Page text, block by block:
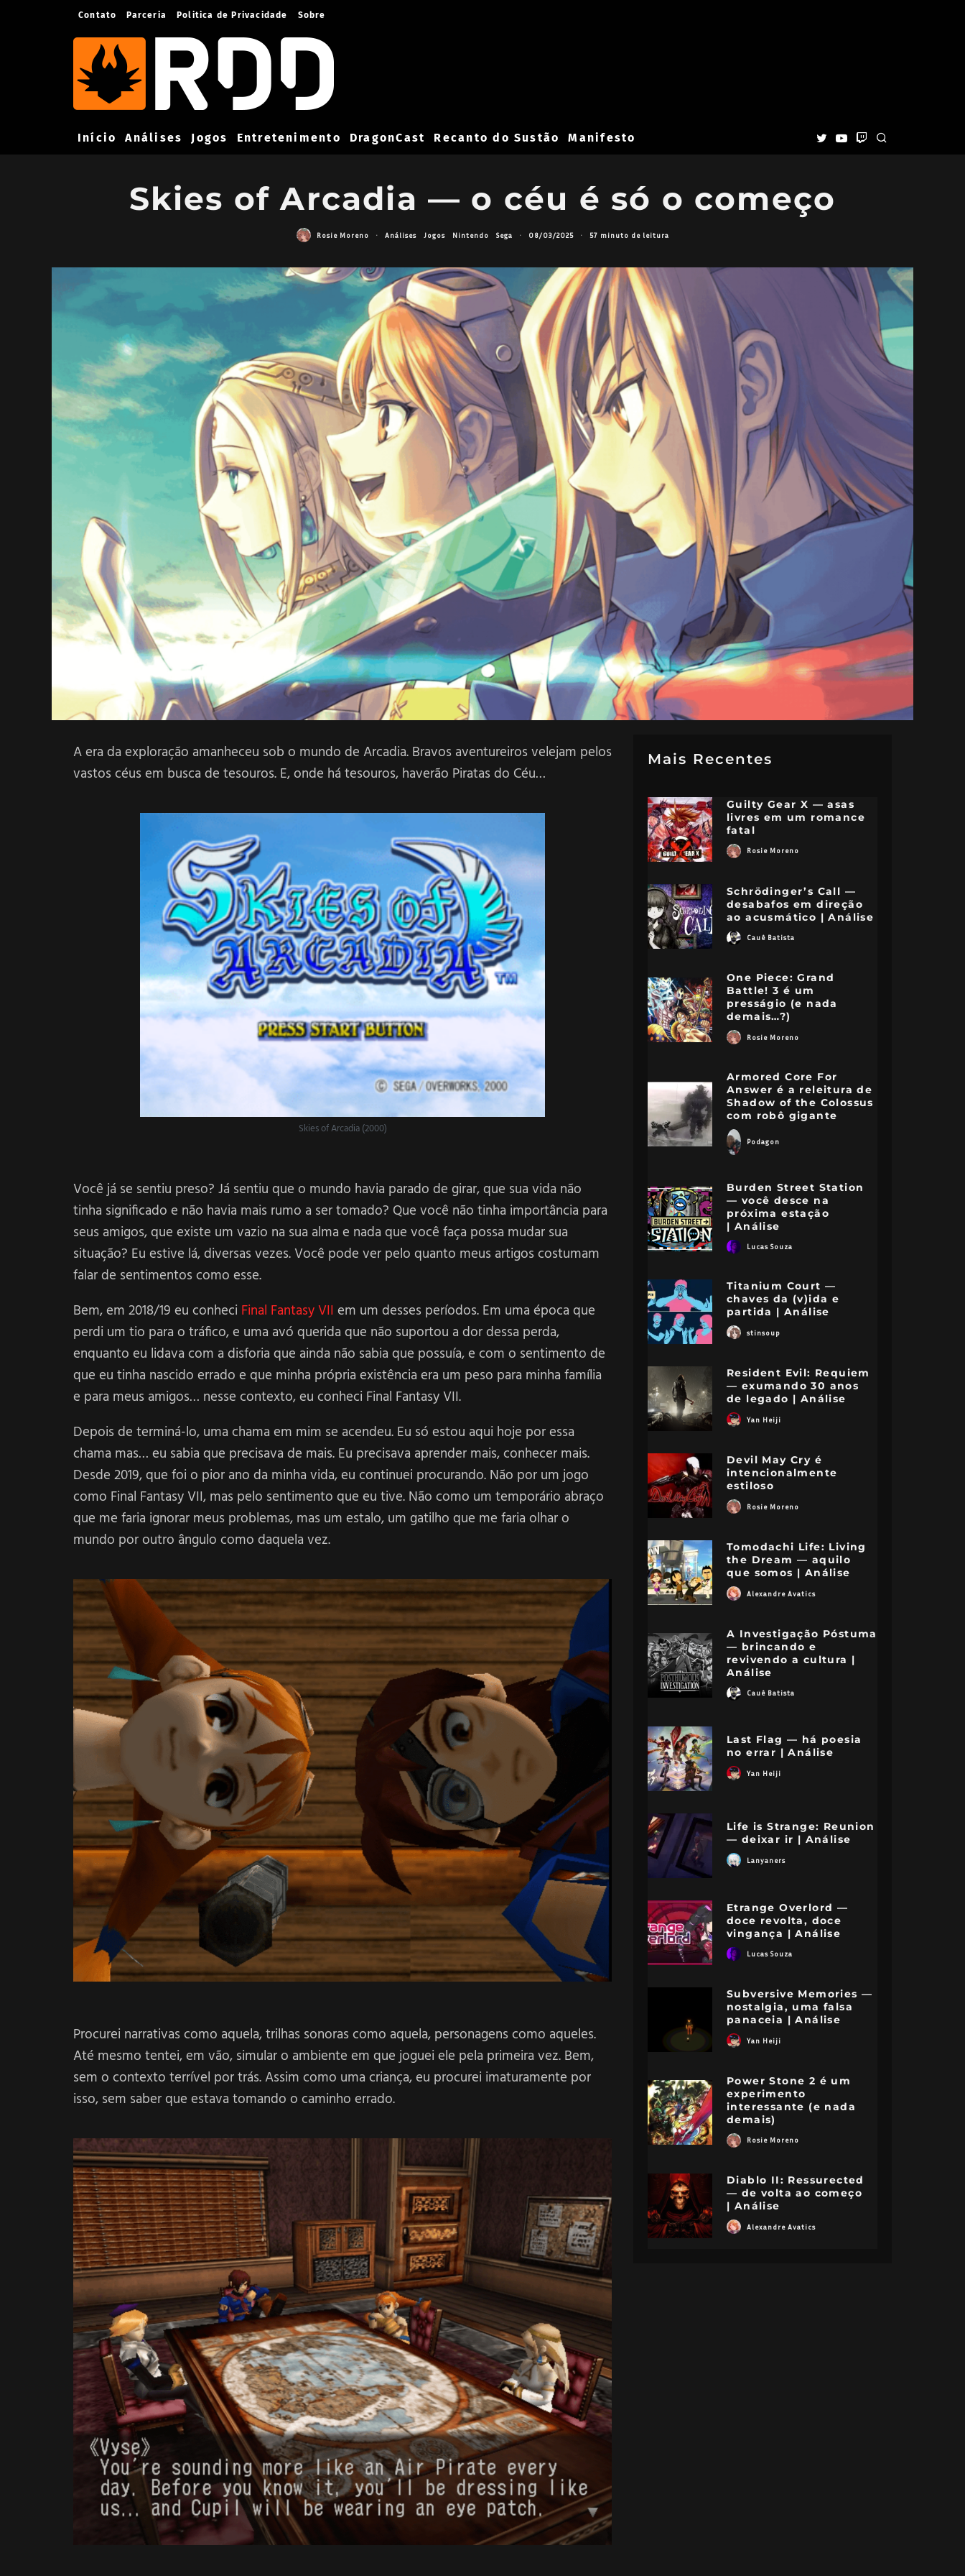
Contato Parceria Politica de Privacidade Sobre
Início Análises Jogos Entretenimento DragonCast Recanto do Sustão Manifesto
Skies of Arcadia — o céu é só o começo
Rosie Moreno · Análises Jogos Nintendo Sega · 08/03/2025 · 57 minuto de leitura
A era da exploração amanheceu sob o mundo de Arcadia. Bravos aventureiros velejam pelos
vastos céus em busca de tesouros. E, onde há tesouros, haverão Piratas do Céu…
Skies of Arcadia (2000)
Você já se sentiu preso? Já sentiu que o mundo havia parado de girar, que sua vida não
tinha significado e não havia mais rumo a ser tomado? Que você não tinha importância para
seus amigos, que existe um vazio na sua alma e nada que você faça possa mudar sua
situação? Eu estive lá, diversas vezes. Você pode ver pelo quanto meus artigos costumam
falar de sentimentos como esse.
Bem, em 2018/19 eu conheci Final Fantasy VII em um desses períodos. Em uma época que
perdi um tio para o tráfico, e uma avó querida que não suportou a dor dessa perda,
enquanto eu lidava com a disforia que ainda não sabia que possuía, e com o sentimento de
que eu tinha nascido errado e que minha própria existência era um peso para minha família
e para meus amigos… nesse contexto, eu conheci Final Fantasy VII.
Depois de terminá-lo, uma chama em mim se acendeu. Eu só estou aqui hoje por essa
chama mas… eu sabia que precisava de mais. Eu precisava aprender mais, conhecer mais.
Desde 2019, que foi o pior ano da minha vida, eu continuei procurando. Não por um jogo
como Final Fantasy VII, mas pelo sentimento que eu tive. Não como um temporário abraço
que me faria ignorar meus problemas, mas um estalo, um gatilho que me faria olhar o
mundo por outro ângulo como daquela vez.
Procurei narrativas como aquela, trilhas sonoras como aquela, personagens como aqueles.
Até mesmo tentei, em vão, simular o ambiente em que joguei ele pela primeira vez. Bem,
sem o contexto terrível por trás. Assim como uma criança, eu procurei imaturamente por
isso, sem saber que estava tomando o caminho errado.
Mais Recentes
Guilty Gear X — asas
livres em um romance
fatal
Rosie Moreno
Schrödinger’s Call —
desabafos em direção
ao acusmático | Análise
Cauê Batista
One Piece: Grand
Battle! 3 é um
presságio (e nada
demais…?)
Rosie Moreno
Armored Core For
Answer é a releitura de
Shadow of the Colossus
com robô gigante
Podagon
Burden Street Station
— você desce na
próxima estação
| Análise
Lucas Souza
Titanium Court —
chaves da (v)ida e
partida | Análise
stinsoup
Resident Evil: Requiem
— exumando 30 anos
de legado | Análise
Yan Heiji
Devil May Cry é
intencionalmente
estiloso
Rosie Moreno
Tomodachi Life: Living
the Dream — aquilo
que somos | Análise
Alexandre Avatics
A Investigação Póstuma
— brincando e
revivendo a cultura |
Análise
Cauê Batista
Last Flag — há poesia
no errar | Análise
Yan Heiji
Life is Strange: Reunion
— deixar ir | Análise
Lanyaners
Etrange Overlord —
doce revolta, doce
vingança | Análise
Lucas Souza
Subversive Memories —
nostalgia, uma falsa
panaceia | Análise
Yan Heiji
Power Stone 2 é um
experimento
interessante (e nada
demais)
Rosie Moreno
Diablo II: Ressurected
— de volta ao começo
| Análise
Alexandre Avatics